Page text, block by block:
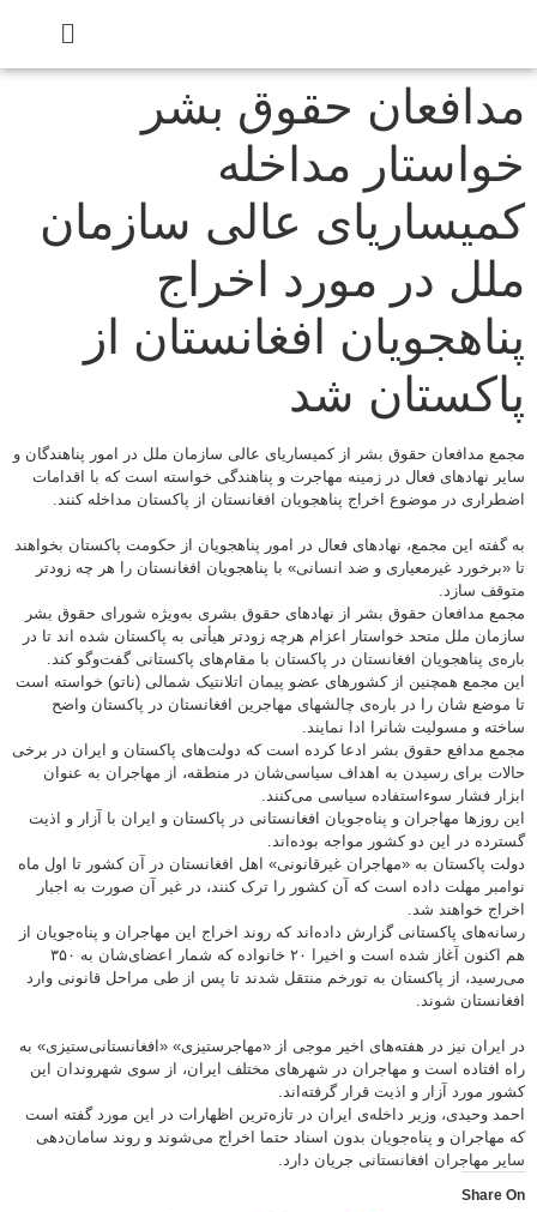
مدافعان حقوق بشر
خواستار مداخله
کمیساریای عالی سازمان
ملل در مورد اخراج
پناهجویان افغانستان از
پاکستان شد
مجمع مدافعان حقوق بشر از کمیساریای عالی سازمان ملل در امور پناهندگان و
سایر نهادهای فعال در زمینه مهاجرت و پناهندگی خواسته است که با اقدامات
اضطراری در موضوع اخراج پناهجویان افغانستان از پاکستان مداخله کنند.
به گفته این مجمع، نهادهای فعال در امور پناهجویان از حکومت پاکستان بخواهند
تا «برخورد غیرمعیاری و ضد انسانی» با پناهجویان افغانستان را هر چه زودتر
متوقف سازد.
مجمع مدافعان حقوق بشر از نهادهای حقوق بشری به‌ویژه شورای حقوق بشر
سازمان ملل متحد خواستار اعزام هرچه زودتر هیأتی به پاکستان شده اند تا در
باره‌ی پناهجویان افغانستان در پاکستان با مقام‌های پاکستانی گفت‌وگو کند.
این مجمع همچنین از کشورهای عضو پیمان اتلانتیک شمالی (ناتو) خواسته است
تا موضع شان را در باره‌ی چالشهای مهاجرین افغانستان در پاکستان واضح
ساخته و مسولیت شانرا ادا نمایند.
مجمع مدافع حقوق بشر ادعا کرده است که دولت‌های پاکستان و ایران در برخی
حالات برای رسیدن به اهداف سیاسی‌شان در منطقه، از مهاجران به عنوان
ابزار فشار سوءاستفاده سیاسی می‌کنند.
این روزها مهاجران و پناه‌جویان افغانستانی در پاکستان و ایران با آزار و اذیت‌
گسترده در این دو کشور مواجه بوده‌اند.
دولت پاکستان به «مهاجران غیرقانونی» اهل افغانستان در آن کشور تا اول ماه
نوامبر مهلت داده است که آن کشور را ترک کنند، در غیر آن صورت به اجبار
اخراج خواهند شد.
رسانه‌های پاکستانی گزارش داده‌اند که روند اخراج این مهاجران و پناه‌جویان از
هم اکنون آغاز شده است و اخیرا ۲۰ خانواده که شمار اعضای‌شان به ۳۵۰
می‌رسید، از پاکستان به تورخم منتقل شدند تا پس از طی مراحل قانونی وارد
افغانستان شوند.
در ایران نیز در هفته‌های اخیر موجی از «مهاجرستیزی» «افغانستانی‌ستیزی» به
راه افتاده است و مهاجران در شهرهای مختلف ایران، از سوی شهروندان این
کشور مورد آزار و اذیت قرار گرفته‌اند.
احمد وحیدی، وزیر داخله‌ی ایران در تازه‌ترین اظهارات در این مورد گفته است
که مهاجران و پناه‌جویان بدون اسناد حتما اخراج می‌شوند و روند سامان‌دهی
سایر مهاجران افغانستانی جریان دارد.
Share On